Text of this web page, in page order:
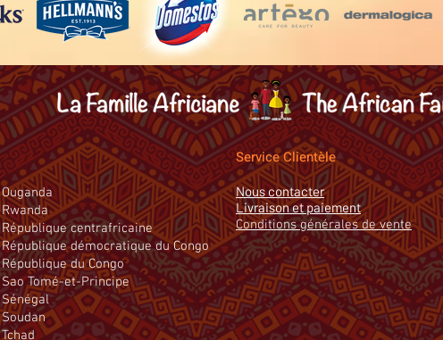
Ouganda
Rwanda
République centrafricaine
République démocratique du Congo
République du Congo
Sao Tomé-et-Principe
Sénégal
Soudan
Tchad
Service Clientèle
Nous contacter
Livraison et paiement
Conditions générales de vente